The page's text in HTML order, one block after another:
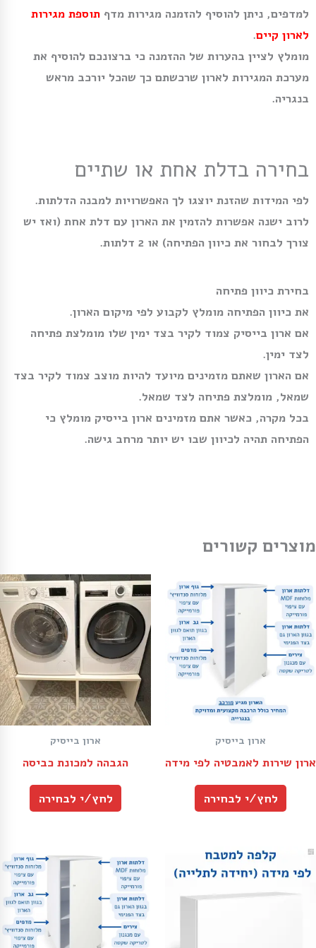
למדפים, ניתן להוסיף להזמנה מגירות מדף תוספת מגירות
לארון קיים.
מומלץ לציין בהערות של ההזמנה כי ברצונכם להוסיף את
מערכת המגירות לארון שרכשתם כך שהכל יורכב מראש
בנגריה.
בחירה בדלת אחת או שתיים
לפי המידות שהזנת יוצגו לך האפשרויות למבנה הדלתות.
לרוב ישנה אפשרות להזמין את הארון עם דלת אחת (ואז יש
צורך לבחור את כיוון הפתיחה) או 2 דלתות.
בחירת כיוון פתיחה
את כיוון הפתיחה מומלץ לקבוע לפי מיקום הארון.
אם ארון בייסיק צמוד לקיר בצד ימין שלו מומלצת פתיחה
לצד ימין.
אם הארון שאתם מזמינים מיועד להיות מוצב צמוד לקיר בצד
שמאל, מומלצת פתיחה לצד שמאל.
בכל מקרה, כאשר אתם מזמינים ארון בייסיק מומלץ כי
הפתיחה תהיה לכיוון שבו יש יותר מרחב גישה.
מוצרים קשורים
ארון בייסיק
ארון שירות לאמבטיה לפי מידה
לחץ/י לבחירה
ארון בייסיק
הגבהה למכונת כביסה
לחץ/י לבחירה